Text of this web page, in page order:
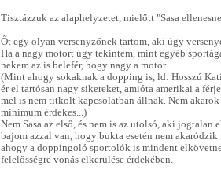
Tisztázzuk az alaphelyzetet, mielőtt "Sasa
Őt egy olyan versenyzőnek tartom, aki úgy
Ha a nagy motort úgy tekintem, mint egyéb
nekem az is belefér, hogy nagy a motor.
(Mint ahogy sokaknak a dopping is, ld: Hosszú
ér el tartósan nagy sikereket, amióta amerikai a
mel is nem titkolt kapcsolatban állnak. Nem
minimum érdekes...)
Nem Sasa az első, és nem is az utolsó, aki jogtalan
bajom azzal van, hogy bukta esetén nem
ahogy a doppingoló sportolók is mindent
felelősségre vonás elkerülése érdekében.